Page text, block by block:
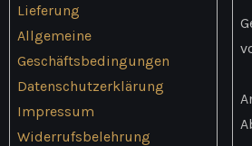
Lieferung
Allgemeine
Geschäftsbedingungen
Datenschutzerklärung
Impressum
Widerrufsbelehrung